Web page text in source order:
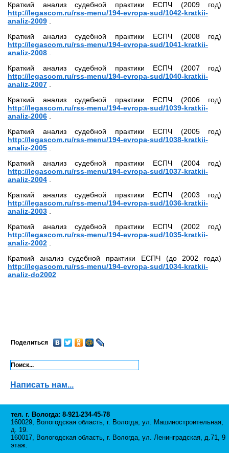
Краткий анализ судебной практики ЕСПЧ (2009 год)
http://legascom.ru/rss-menu/194-evropa-sud/1042-kratkii-
analiz-2009
Краткий анализ судебной практики ЕСПЧ (2008 год)
http://legascom.ru/rss-menu/194-evropa-sud/1041-kratkii-
analiz-2008
Краткий анализ судебной практики ЕСПЧ (2007 год)
http://legascom.ru/rss-menu/194-evropa-sud/1040-kratkii-
analiz-2007
Краткий анализ судебной практики ЕСПЧ (2006 год)
http://legascom.ru/rss-menu/194-evropa-sud/1039-kratkii-
analiz-2006
Краткий анализ судебной практики ЕСПЧ (2005 год)
http://legascom.ru/rss-menu/194-evropa-sud/1038-kratkii-
analiz-2005
Краткий анализ судебной практики ЕСПЧ (2004 год)
http://legascom.ru/rss-menu/194-evropa-sud/1037-kratkii-
analiz-2004
Краткий анализ судебной практики ЕСПЧ (2003 год)
http://legascom.ru/rss-menu/194-evropa-sud/1036-kratkii-
analiz-2003
Краткий анализ судебной практики ЕСПЧ (2002 год)
http://legascom.ru/rss-menu/194-evropa-sud/1035-kratkii-
analiz-2002
Краткий анализ судебной практики ЕСПЧ (до 2002 года)
http://legascom.ru/rss-menu/194-evropa-sud/1034-kratkii-
analiz-do2002
Поделиться
Написать нам...
тел. г. Вологда: 8-921-234-45-78
160029, Вологодская область, г. Вологда, ул. Машиностроительная,
д. 19.
160017, Вологодская область, г. Вологда, ул. Ленинградская, д.71, 9
этаж.